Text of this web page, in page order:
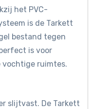
het PVC-
is de Tarkett
bestand tegen
is voor
vochtige ruimtes.
slijtvast. De Tarkett